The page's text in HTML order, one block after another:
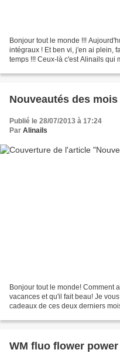
Bonjour tout le monde !!!
intégraux ! Et ben vi, j'en ai plein,
temps !!! Ceux-là c'est Alinails qui
Nouveautés des
Publié le 28/07/2013 à 17:24
Par Alinails
Bonjour tout le monde! Comment
vacances et qu'il fait beau! Je
cadeaux de ces deux derniers
WM fluo flower power